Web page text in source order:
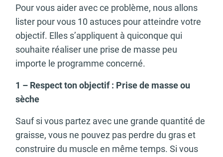
Pour vous aider avec ce problème, nous allons
lister pour vous 10 astuces pour atteindre votre
objectif. Elles s’appliquent à quiconque qui
souhaite réaliser une prise de masse peu
importe le programme concerné.
1 – Respect ton objectif : Prise de masse ou
sèche
Sauf si vous partez avec une grande quantité de
graisse, vous ne pouvez pas perdre du gras et
construire du muscle en même temps. Si vous